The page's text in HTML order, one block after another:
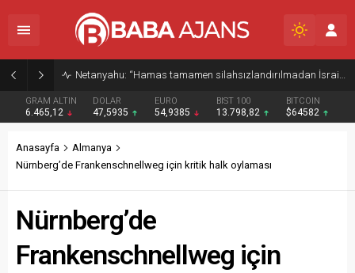
Netanyahu: “Hamas tamamen silahsızlandırılmadan İsrail Gazze’den çekilmeyecek”
GRAM ALTIN
6.465,12
DOLAR
47,5935
EURO
54,9385
BIST 100
13.798,82
BITCOIN
$64582
Anasayfa
Almanya
Nürnberg’de Frankenschnellweg için kritik halk oylaması
Nürnberg’de
Frankenschnellweg için